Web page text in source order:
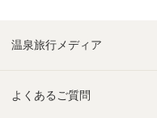
温泉旅行メディア
よくあるご質問